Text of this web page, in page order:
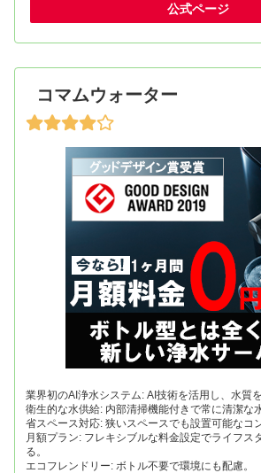
公式ページ
コマムウォーター
業界初のAI浄水システム: AI技術を活用し、水質
衛生的な水供給: 内部清掃機能付きで常に清潔な
省スペース対応: 狭いスペースでも設置可能なコ
月額プラン: フレキシブルな料金設定でライフス
る。
エコフレンドリー: ボトル不要で環境にも配慮。